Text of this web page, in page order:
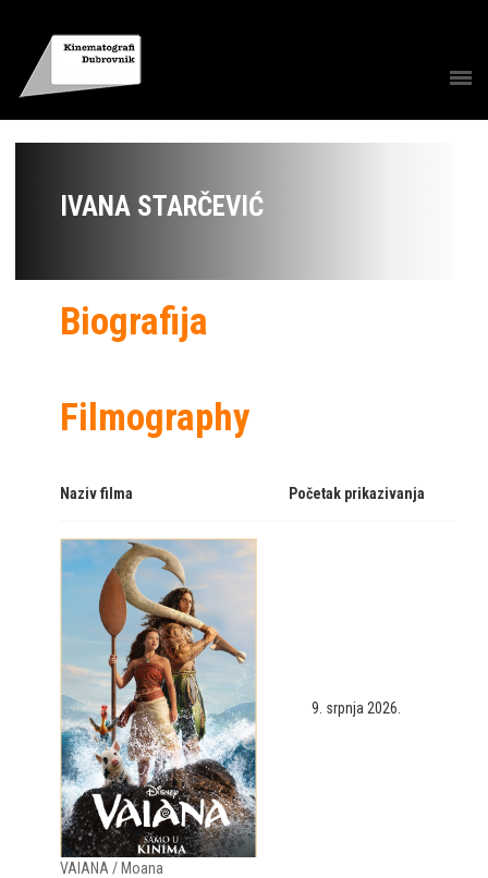
IVANA STARČEVIĆ
Biografija
Filmography
Naziv filma Početak prikazivanja
VAIANA / Moana
9. srpnja 2026.